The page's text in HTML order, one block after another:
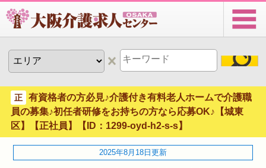
正
有資格者の方必見♪介護付き有料老人ホームで介護職
員の募集♪初任者研修をお持ちの方なら応募OK♪【城東
区】【正社員】【ID：1299-oyd-h2-s-s】
2025年8月18日更新